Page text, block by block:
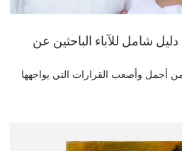
دليل شامل للآباء الباحثين عن
من أجمل وأصعب القرارات التي يواجهها